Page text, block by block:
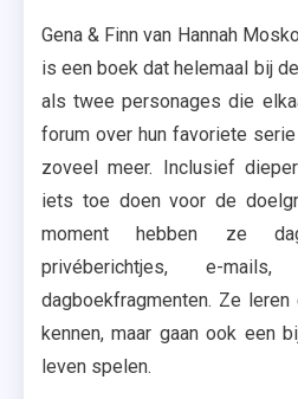
Gena & Finn van Hannah
is een boek dat helemaal bij
als twee personages die
forum over hun favoriete
zoveel meer. Inclusief
iets toe doen voor de
moment hebben ze
privéberichtjes, e-
dagboekfragmenten. Ze
kennen, maar gaan ook een
leven spelen.